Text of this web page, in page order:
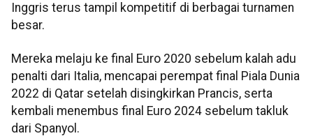
Inggris terus tampil kompetitif di berbagai turnamen
besar.
Mereka melaju ke final Euro 2020 sebelum kalah adu
penalti dari Italia, mencapai perempat final Piala Dunia
2022 di Qatar setelah disingkirkan Prancis, serta
kembali menembus final Euro 2024 sebelum takluk
dari Spanyol.